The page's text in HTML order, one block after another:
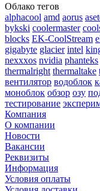
Облако тегов
alphacool amd aorus
bykski coolermaster
blocks EK-CoolStream
gigabyte glacier intel
nexxxos nvidia phanteks
thermalright thermaltake
вентилятор водоблок
моноблок обзор озу
тестирование
Компания
О компании
Новости
Вакансии
Реквизиты
Информация
Условия оплаты